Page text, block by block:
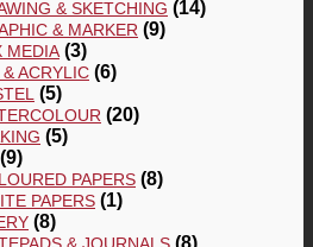
& SKETCHING (14)
& MARKER (9)
MEDIA (3)
ACRYLIC (6)
(5)
(20)
(5)
(9)
PAPERS (8)
PAPERS (1)
(8)
& JOURNALS (8)